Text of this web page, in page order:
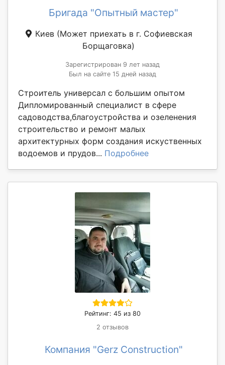
Бригада "Опытный мастер"
Киев (Может приехать в г. Софиевская
Борщаговка)
Зарегистрирован 9 лет назад
Был на сайте 15 дней назад
Строитель универсал с большим опытом
Дипломированный специалист в сфере
садоводства,благоустройства и озеленения
строительство и ремонт малых
архитектурных форм создания искуственных
водоемов и прудов... Подробнее
Рейтинг: 45 из 80
2 отзывов
Компания "Gerz Construction"